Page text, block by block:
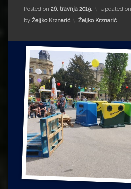
Drugi autori
Drugi autori
Matea Andrić
Ljiljana Lekanić-Kljaić
Željko Krznarić
Mario Lovreković
Miroslav Šantek
Posted on 26. travnja 2019. Updated on
by Željko Krznarić Kategorije:
Željko Krznarić